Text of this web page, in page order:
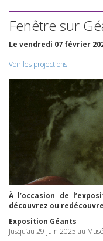
Fenêtre sur
Le vendredi 07 février
Voir les projections
À l’occasion de
découvrez ou
Exposition Géants
Jusqu’au 29 juin 2025 au